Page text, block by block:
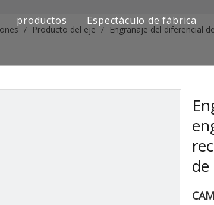
productos
Serie de camiones SAIC-lveco Hongyan
Espectáculo de fábrica
/ Producto del eje / Engranaje del diferencial
de